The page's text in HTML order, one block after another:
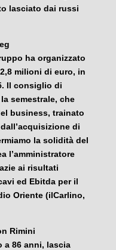
lasciato dai russi
ha organizzato
milioni di euro, in
Il consiglio di
semestrale, che
business, trainato
di
la solidità del
l’amministratore
ai risultati
ed Ebitda per il
Oriente (ilCarlino,
Rimini
a 86 anni, lascia